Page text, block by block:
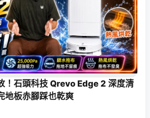
！石頭科技 Qrevo Edge 2 深度清
地板赤腳踩也乾爽